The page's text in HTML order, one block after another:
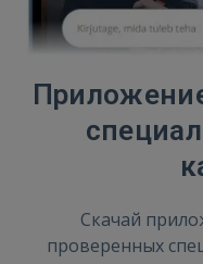
Скачай
проверенных